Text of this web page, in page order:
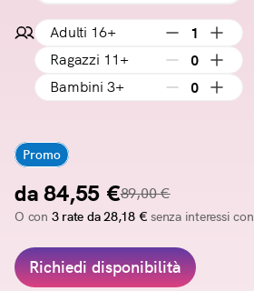
Adulti 16+
1
Ragazzi 11+
0
Bambini 3+
0
Promo
da 84,55 €89,00 €
O con 3 rate da 28,18 € senza interessi con
Richiedi disponibilità